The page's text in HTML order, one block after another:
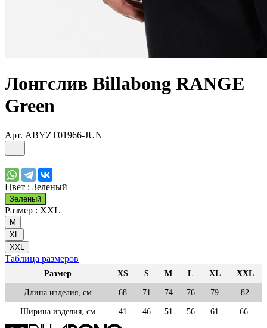
Лонгслив Billabong RANGE
Green
Арт. ABYZT01966-JUN
Цвет : Зеленый
Зеленый
Размер : XXL
M
XL
XXL
Таблица размеров
Размер XS S M L XL XXL
Длина изделия, см 68 71 74 76 79 82
Ширина изделия, см 41 46 51 56 61 66